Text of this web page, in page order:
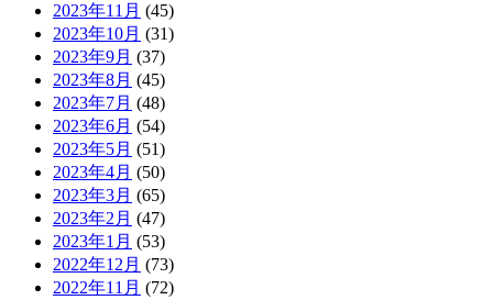
2023年11月 (45)
2023年10月 (31)
2023年9月 (37)
2023年8月 (45)
2023年7月 (48)
2023年6月 (54)
2023年5月 (51)
2023年4月 (50)
2023年3月 (65)
2023年2月 (47)
2023年1月 (53)
2022年12月 (73)
2022年11月 (72)